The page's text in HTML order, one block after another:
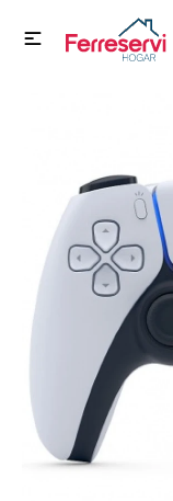

Herramientas
Tecnología
Deportes